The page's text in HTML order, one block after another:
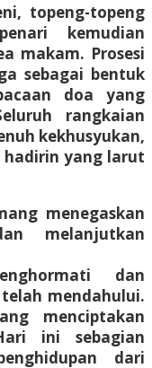
topeng-topeng
kemudian
makam. Prosesi
sebagai bentuk
doa yang
rangkaian
kekhusyukan,
hadirin yang larut
menegaskan
melanjutkan
dan
mendahului.
menciptakan
ini sebagian
dari